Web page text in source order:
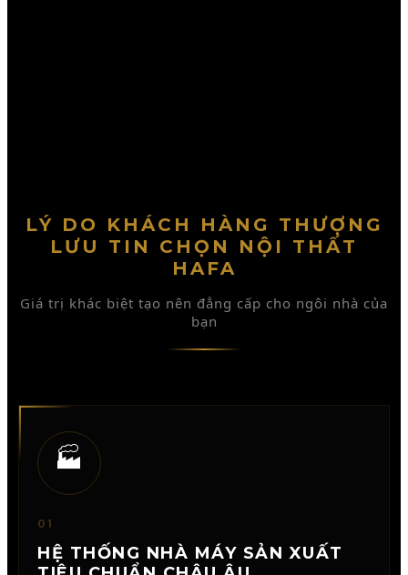
LÝ DO KHÁCH HÀNG THƯỢNG
LƯU TIN CHỌN NỘI THẤT
HAFA
Giá trị khác biệt tạo nên đẳng cấp cho ngôi nhà của
bạn
🏭
01
HỆ THỐNG NHÀ MÁY SẢN XUẤT